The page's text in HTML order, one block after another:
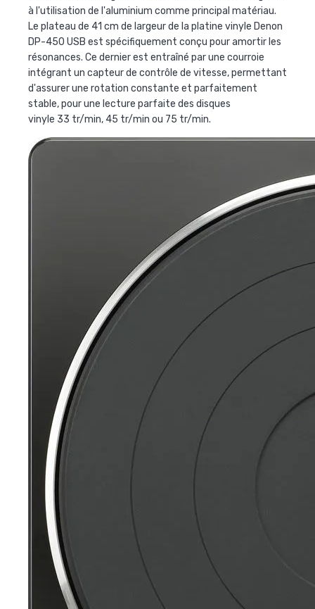
à l'utilisation de l'aluminium comme principal matériau.
Le plateau de 41 cm de largeur de la platine vinyle Denon
DP-450 USB est spécifiquement conçu pour amortir les
résonances. Ce dernier est entraîné par une courroie
intégrant un capteur de contrôle de vitesse, permettant
d'assurer une rotation constante et parfaitement
stable, pour une lecture parfaite des disques
vinyle 33 tr/min, 45 tr/min ou 75 tr/min.